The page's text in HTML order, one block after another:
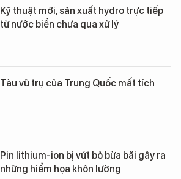
Kỹ thuật mới, sản xuất hydro trực tiếp
từ nước biển chưa qua xử lý
Tàu vũ trụ của Trung Quốc mất tích
Pin lithium-ion bị vứt bỏ bừa bãi gây ra
những hiểm họa khôn lường